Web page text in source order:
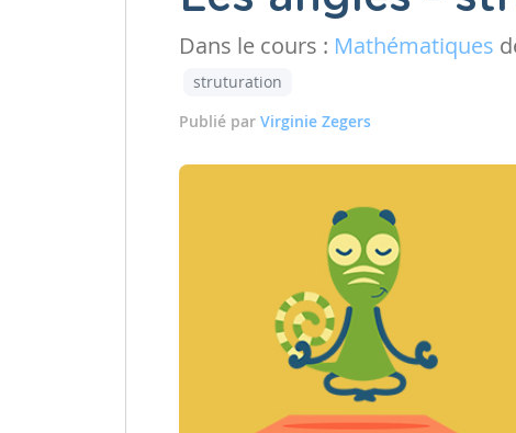
Dans le cours : Mathématiques
struturation
Publié par Virginie Zegers